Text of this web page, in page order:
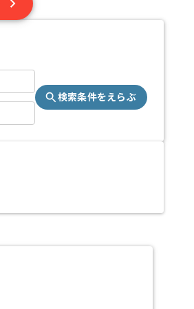
検索条件をえらぶ